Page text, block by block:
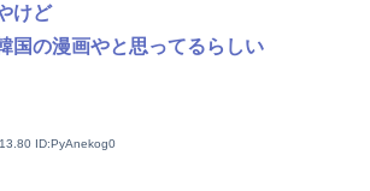
けど
国の漫画やと思ってるらしい
ID:PyAnekog0